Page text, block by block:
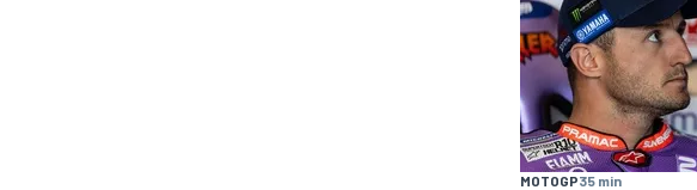
MOTOGP35 min